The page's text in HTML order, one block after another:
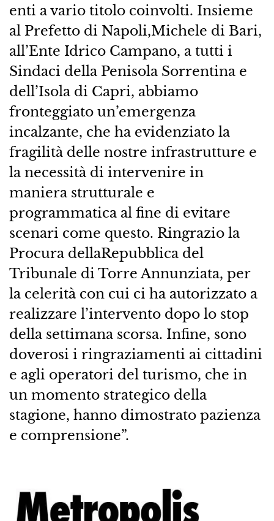
enti a vario titolo coinvolti. Insieme
al Prefetto di Napoli,Michele di Bari,
all’Ente Idrico Campano, a tutti i
Sindaci della Penisola Sorrentina e
dell’Isola di Capri, abbiamo
fronteggiato un’emergenza
incalzante, che ha evidenziato la
fragilità delle nostre infrastrutture e
la necessità di intervenire in
maniera strutturale e
programmatica al fine di evitare
scenari come questo. Ringrazio la
Procura dellaRepubblica del
Tribunale di Torre Annunziata, per
la celerità con cui ci ha autorizzato a
realizzare l’intervento dopo lo stop
della settimana scorsa. Infine, sono
doverosi i ringraziamenti ai cittadini
e agli operatori del turismo, che in
un momento strategico della
stagione, hanno dimostrato pazienza
e comprensione”.